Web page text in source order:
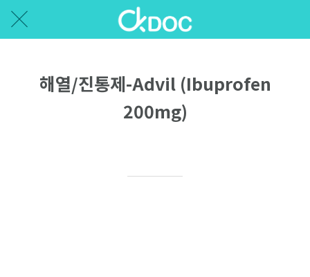
해열/진통제-Advil (Ibuprofen
200mg)